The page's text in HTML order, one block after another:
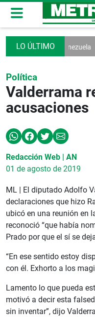
diálogo en Venezuela
Política
Valderrama
acusaciones
Redacción Web | AN
01 de agosto de 2019
ML | El diputado Adolfo
declaraciones que hizo
ubicó en una reunión en
reconoció “que había
Prado por que el sí se
“En ese sentido estoy
con él. Exhorto a los
Lamento lo que pueda
motivó a decir esta
sin inventar”, dijo